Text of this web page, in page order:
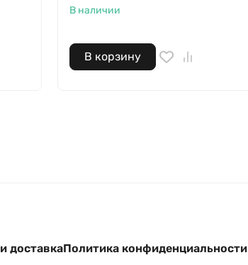
В наличии
В корзину
доставкаПолитика конфиденциальности